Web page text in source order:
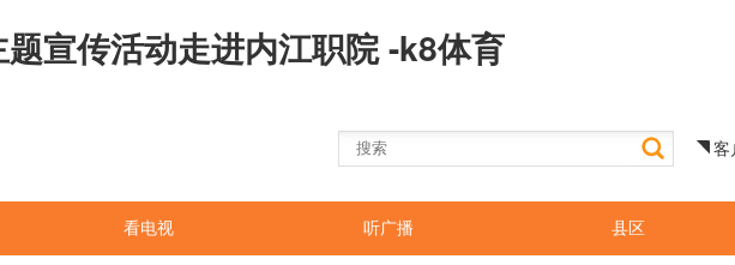
宣传活动走进内江职院 -k8体育
客
看电视 听广播 县区